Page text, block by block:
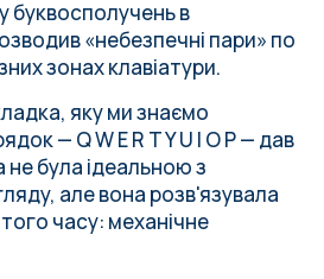
буквосполучень в
«небезпечні пари» по
зонах клавіатури.
яку ми знаємо
— Q W E R T Y U I O P — дав
не була ідеальною з
але вона розв'язувала
часу: механічне